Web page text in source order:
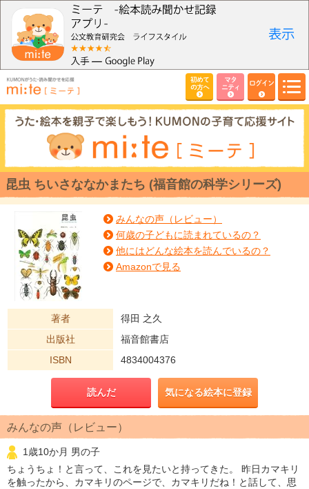
初めて
の方へ
マタ
ニティ
ログイン
昆虫 ちいさななかまたち (福音館の科学シリーズ)
みんなの声（レビュー）
何歳の子どもに読まれているの？
他にはどんな絵本を読んでいるの？
Amazonで見る
著者
得田 之久
出版社
福音館書店
ISBN
4834004376
読んだ 気になる絵本に登録
みんなの声（レビュー）
1歳10か月 男の子
ちょうちょ！と言って、これを見たいと持ってきた。 昨日カマキリ
を触ったから、カマキリのページで、カマキリだね！と話して、思